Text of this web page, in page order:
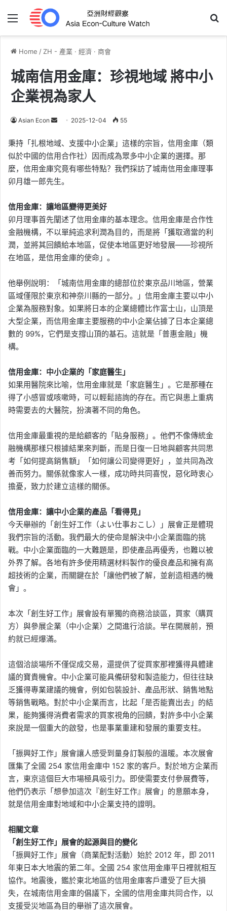
Menu
Home / ZH - 產業 · 經濟 · 商會
城南信用金庫：珍視地域 將中小
企業視為家人
Asian Econ
Send
email
2025-12-04 55
秉持「扎根地域、支援中小企業」這樣的宗旨，信用金庫（類
似於中國的信用合作社）因而成為眾多中小企業的選擇。那
麼，信用金庫究竟有哪些特點？我們採訪了城南信用金庫理事
卯月雄一郎先生。
信用金庫：讓地區變得更美好
卯月理事首先闡述了信用金庫的基本理念。信用金庫是合作性
金融機構，不以單純追求利潤為目的，而是將「獲取適當的利
潤，並將其回饋給本地區，促使本地區更好地發展——珍視所
在地區，是信用金庫的使命」。
他舉例說明：「城南信用金庫的總部位於東京品川地區，營業
區域僅限於東京和神奈川縣的一部分。」信用金庫主要以中小
企業為服務對象。如果將日本的企業總體比作富士山，山頂是
大型企業，而信用金庫主要服務的中小企業佔據了日本企業總
數的 99%，它們是支撐山頂的基石。這就是「普惠金融」機
構。
信用金庫：中小企業的「家庭醫生」
如果用醫院來比喻，信用金庫就是「家庭醫生」。它是那種在
得了小感冒或咳嗽時，可以輕鬆諮詢的存在。而它與患上重病
時需要去的大醫院，扮演著不同的角色。
信用金庫最重視的是給顧客的「貼身服務」。他們不像傳統金
融機構那樣只根據結果來判斷，而是日復一日地與顧客共同思
考「如何提高銷售額」「如何讓公司變得更好」，並共同為改
善而努力。關係就像家人一樣，成功時共同喜悅，惡化時衷心
擔憂，致力於建立這樣的關係。
信用金庫：讓中小企業的產品「看得見」
今天舉辦的「創生好工作（よい仕事おこし）」展會正是體現
我們宗旨的活動。我們最大的使命是解決中小企業面臨的挑
戰。中小企業面臨的一大難題是，即使產品再優秀，也難以被
外界了解。各地有許多使用精選材料製作的優良產品和擁有高
超技術的企業，而關鍵在於「讓他們被了解，並創造相遇的機
會」。
本次「創生好工作」展會設有單獨的商務洽談區，買家（購買
方）與參展企業（中小企業）之間進行洽談。早在開展前，預
約就已經爆滿。
這個洽談場所不僅促成交易，還提供了從買家那裡獲得具體建
議的寶貴機會。中小企業可能具備研發和製造能力，但往往缺
乏獲得專業建議的機會，例如包裝設計、產品形狀、銷售地點
等銷售戰略。對於中小企業而言，比起「是否能賣出去」的結
果，能夠獲得消費者需求的買家視角的回饋，對許多中小企業
來說是一個重大的啟發，也是事業重建和發展的重要支柱。
「振興好工作」展會讓人感受到量身訂製般的溫暖。本次展會
匯集了全國 254 家信用金庫中 152 家的客戶。對於地方企業而
言，東京這個巨大市場極具吸引力。即使需要支付參展費等，
他們仍表示「想參加這次『創生好工作』展會」的意願本身，
就是信用金庫對地域和中小企業支持的證明。
相關文章
「創生好工作」展會的起源與目的變化
「振興好工作」展會（商業配對活動）始於 2012 年，即 2011
年東日本大地震的第二年。全國 254 家信用金庫平日裡就相互
協作。地震後，鑑於東北地區的信用金庫客戶遭受了巨大損
失，在城南信用金庫的倡議下，全國的信用金庫共同合作，以
支援受災地區為目的舉辦了這次展會。